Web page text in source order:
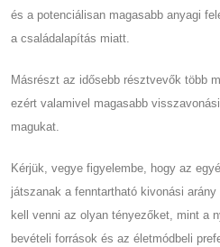
és a potenciálisan magasabb anyagi
a családalapítás miatt.
Másrészt az idősebb résztvevők több
ezért valamivel magasabb
magukat.
Kérjük, vegye figyelembe, hogy az
játszanak a fenntartható kivonási
kell venni az olyan tényezőket, mint a
bevételi források és az életmódbeli